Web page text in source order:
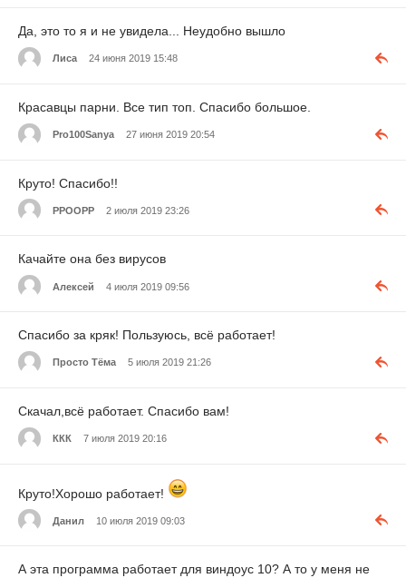
Да, это то я и не увидела... Неудобно вышло
Лиса 24 июня 2019 15:48
Красавцы парни. Все тип топ. Спасибо большое.
Pro100Sanya 27 июня 2019 20:54
Круто! Спасибо!!
PPOOPP 2 июля 2019 23:26
Качайте она без вирусов
Алексей 4 июля 2019 09:56
Спасибо за кряк! Пользуюсь, всё работает!
Просто Тёма 5 июля 2019 21:26
Скачал,всё работает. Спасибо вам!
ККК 7 июля 2019 20:16
Круто!Хорошо работает!
Данил 10 июля 2019 09:03
А эта программа работает для виндоус 10? А то у меня не